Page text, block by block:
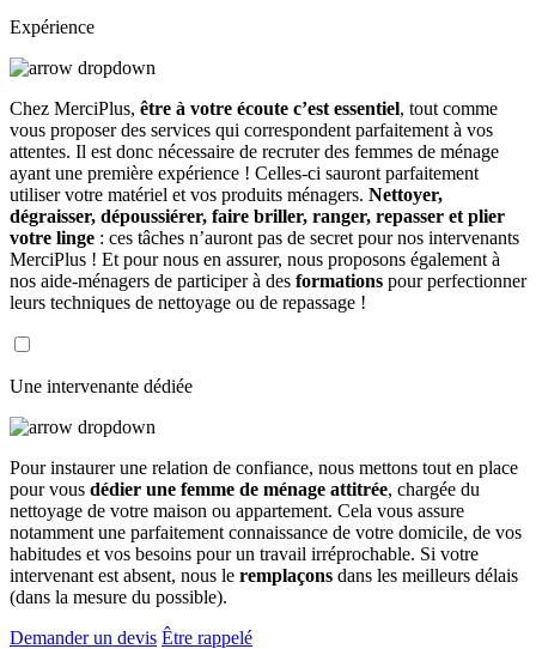
Expérience
Chez MerciPlus, être à votre écoute c’est essentiel, tout comme
vous proposer des services qui correspondent parfaitement à vos
attentes. Il est donc nécessaire de recruter des femmes de ménage
ayant une première expérience ! Celles-ci sauront parfaitement
utiliser votre matériel et vos produits ménagers. Nettoyer,
dégraisser, dépoussiérer, faire briller, ranger, repasser et plier
votre linge : ces tâches n’auront pas de secret pour nos intervenants
MerciPlus ! Et pour nous en assurer, nous proposons également à
nos aide-ménagers de participer à des formations pour perfectionner
leurs techniques de nettoyage ou de repassage !
Une intervenante dédiée
Pour instaurer une relation de confiance, nous mettons tout en place
pour vous dédier une femme de ménage attitrée, chargée du
nettoyage de votre maison ou appartement. Cela vous assure
notamment une parfaitement connaissance de votre domicile, de vos
habitudes et vos besoins pour un travail irréprochable. Si votre
intervenant est absent, nous le remplaçons dans les meilleurs délais
(dans la mesure du possible).
Demander un devis Être rappelé